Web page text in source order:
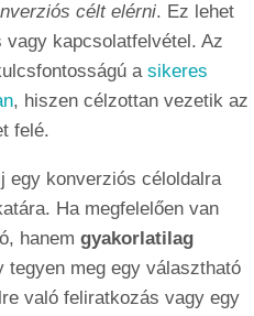
célt elérni. Ez lehet
kapcsolatfelvétel. Az
a sikeres
, hiszen célzottan vezetik az
felé.
egy konverziós céloldalra
Ha megfelelően van
hanem gyakorlatilag
tegyen meg egy választható
való feliratkozás vagy egy